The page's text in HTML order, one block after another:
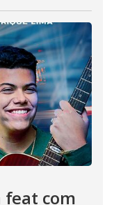
feat com